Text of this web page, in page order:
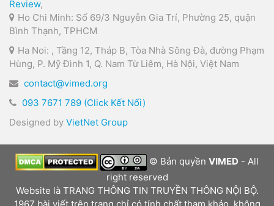
Review,
Ho Chi Minh: Số 69/3 Nguyễn Gia Trí, Phường 25, quận
Bình Thạnh, TPHCM
Ha Noi: , Tầng 12, Tháp B, Tòa Nhà Sông Đà, đường Phạm
Hùng, P. Mỹ Đình 1, Q. Nam Từ Liêm, Hà Nội, Việt Nam
contact@vimed.org
093 7671 789 (Click Kết Nối)
Designed by VietNet Group
© Bản quyềnVIMED - All
right reserved
Website là TRANG THÔNG TIN TRUYỀN THÔNG NỘI BỘ.